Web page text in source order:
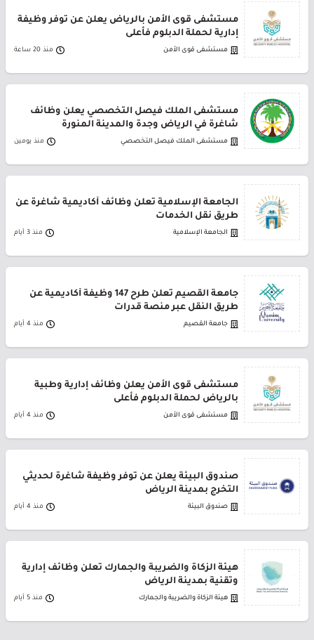
مستشفى قوى الأمن بالرياض يعلن عن توفر وظيفة
إدارية لحملة الدبلوم فأعلى
مستشفى قوى الأمن منذ 20 ساعة
مستشفى الملك فيصل التخصصي يعلن وظائف
شاغرة في الرياض وجدة والمدينة المنورة
مستشفى الملك فيصل التخصصي منذ يومين
الجامعة الإسلامية تعلن وظائف أكاديمية شاغرة عن
طريق نقل الخدمات
الجامعة الإسلامية منذ 3 أيام
جامعة القصيم تعلن طرح 147 وظيفة أكاديمية عن
طريق النقل عبر منصة قدرات
جامعة القصيم منذ 4 أيام
مستشفى قوى الأمن يعلن وظائف إدارية وطبية
بالرياض لحملة الدبلوم فأعلى
مستشفى قوى الأمن منذ 4 أيام
صندوق البيئة يعلن عن توفر وظيفة شاغرة لحديثي
التخرج بمدينة الرياض
صندوق البيئة منذ 4 أيام
هيئة الزكاة والضريبة والجمارك تعلن وظائف إدارية
وتقنية بمدينة الرياض
هيئة الزكاة والضريبة والجمارك منذ 5 أيام